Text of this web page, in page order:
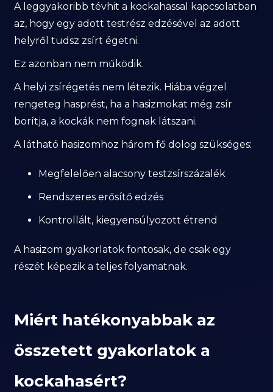
A leggyakoribb tévhit a kockahassal kapcsolatban
az, hogy egy adott testrész edzésével az adott
helyről tudsz zsírt égetni.
Ez azonban nem működik.
A helyi zsírégetés nem létezik. Hiába végzel
rengeteg hasprést, ha a hasizmokat még zsír
borítja, a kockák nem fognak látszani.
A látható hasizomhoz három fő dolog szükséges:
Megfelelően alacsony testzsírszázalék
Rendszeres erősítő edzés
Kontrollált, kiegyensúlyozott étrend
A hasizom gyakorlatok fontosak, de csak egy
részét képezik a teljes folyamatnak.
Miért hatékonyabbak az
összetett gyakorlatok a
kockahasért?